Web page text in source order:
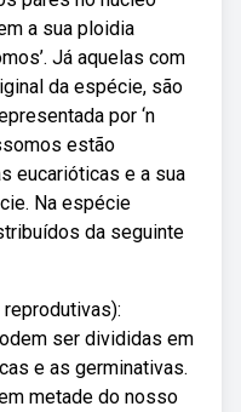
a sua ploidia
Já aquelas com
da espécie, são
por ‘n
estão
eucarióticas e a sua
Na espécie
da seguinte
ser divididas em
e as germinativas.
metade do nosso